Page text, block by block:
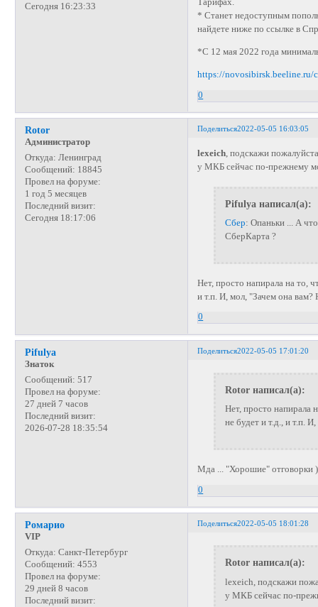
Сегодня 16:23:33
Тарифах.
* Станет недоступным
найдете ниже по ссылке в
*С 12 мая 2022 года
https://novosibirsk.beeline.ru/
0
Поделиться2022-05-05 16:03:05
Rotor
Администратор
Откуда: Ленинград
Сообщений: 18845
Провел на форуме:
1 год 5 месяцев
Последний визит:
Сегодня 18:17:06
lexeich, подскажи
у МКБ сейчас по-прежнему
Pifulya написал(а):
Сбер: Опаньки ... А
СберКарта ?
Нет, просто напирала на то,
и т.п. И, мол, "Зачем она
0
Поделиться2022-05-05 17:01:20
Pifulya
Знаток
Сообщений: 517
Провел на форуме:
27 дней 7 часов
Последний визит:
2026-07-28 18:35:54
Rotor написал(а):
Нет, просто напирала
не будет и т.д., и т.п.
Мда ... "Хорошие" отговорки
0
Поделиться2022-05-05 18:01:28
Ромарио
VIP
Откуда: Санкт-Петербург
Сообщений: 4553
Провел на форуме:
29 дней 8 часов
Последний визит:
Rotor написал(а):
lexeich, подскажи
у МКБ сейчас по-